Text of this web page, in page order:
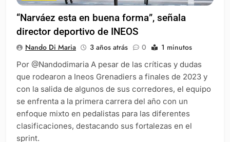
“Narváez esta en buena forma”, señala
director deportivo de INEOS
Nando Di Maria 3 años atrás 0 1 minutos
Por @Nandodimaria A pesar de las críticas y dudas
que rodearon a Ineos Grenadiers a finales de 2023 y
con la salida de algunos de sus corredores, el equipo
se enfrenta a la primera carrera del año con un
enfoque mixto en pedalistas para las diferentes
clasificaciones, destacando sus fortalezas en el
sprint.